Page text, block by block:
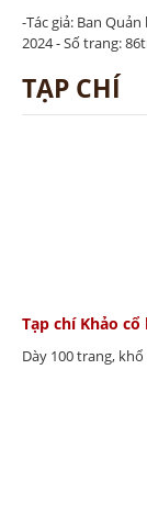
-Tác giả: Ban
2024 - Số trang:
TẠP CHÍ
Tạp chí Khảo cổ
Dày 100 trang,